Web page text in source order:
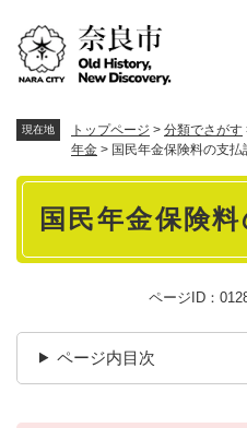
現在地 トップページ > 分類でさがす
年金 > 国民年金保険料の支払
本
国民年金保険
ページID：
ページ内目次